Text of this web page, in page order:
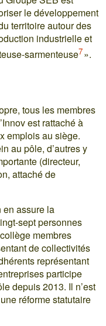
le développement
territoire autour des
industrielle et
sarmenteuse7».
tous les membres
est rattaché à
emplois au siège.
au pôle, d’autres y
(directeur,
attaché de
en assure la
sept personnes
membres
de collectivités
représentant
participe
depuis 2013. Il n’est
réforme statutaire